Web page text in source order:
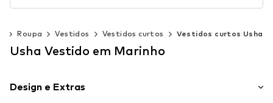
Roupa Vestidos Vestidos curtos Vestidos curtos Usha
Usha Vestido em Marinho
Design e Extras